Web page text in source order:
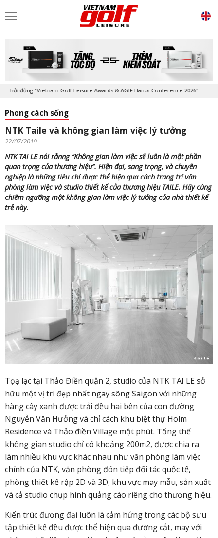
động "Vietnam Golf Leisure Awards & AGIF Hanoi Conference 2026"
Phong cách sống
NTK Taile và không gian làm việc lý tưởng
22/07/2019
NTK TAI LE nói rằnng “Không gian làm việc sẽ luôn là một phần
quan trọng của thương hiệu”. Hiện đại, sang trọng, và chuyên
nghiệp là những tiêu chí được thể hiện qua cách trang trí văn
phòng làm việc và studio thiết kế của thương hiệu TAILE. Hãy cùng
chiêm ngưỡng một không gian làm việc lý tưởng của nhà thiết kế
trẻ này.
Tọạ lạc tại Thảo Điền quận 2, studio của NTK TAI LE sở
hữu một vị trí đẹp nhất ngay sông Saigon với những
hàng cây xanh được trải đều hai bên của con đường
Nguyễn Văn Hưởng và chỉ cách khu biệt thự Holm
Residence và Thảo điền Village một phút. Tổng thế
không gian studio chỉ có khoảng 200m2, được chia ra
làm nhiều khu vực khác nhau như văn phòng làm việc
chính của NTK, văn phòng đón tiếp đối tác quốc tế,
phòng thiết kế rập 2D và 3D, khu vực may mẫu, sản xuất
và cả studio chụp hình quảng cáo riêng cho thương hiệu.
Kiến trúc đương đại luôn là cảm hứng trong các bộ sưu
tập thiết kế đều được thể hiện qua đường cắt, may với